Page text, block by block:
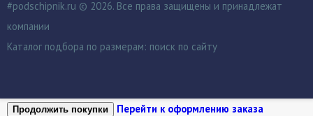
#podschipnik.ru © 2026. Все права защищены и принадлежат
компании
Каталог подбора по размерам: поиск по сайту
Продолжить покупки Перейти к оформлению заказа